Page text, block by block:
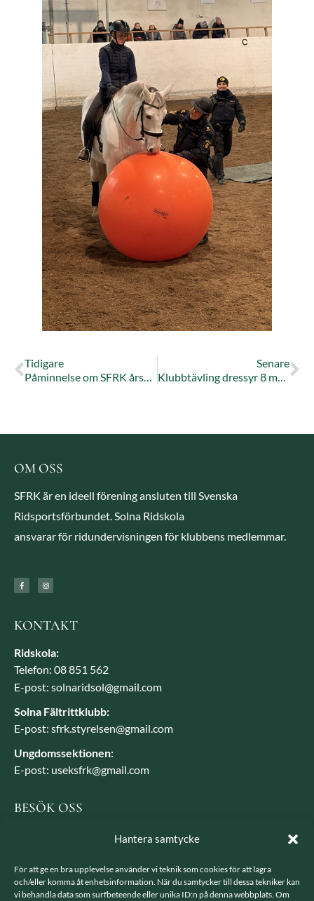
Hantera samtycke
För att ge en bra upplevelse använder vi teknik som cookies för att lagra
och/eller komma åt enhetsinformation. När du samtycker till dessa tekniker kan
vi behandla data som surfbeteende eller unika ID:n på denna webbplats. Om
Tidigare
Påminnelse om SFRK årsmöte 15 februari
Senare
Klubbtävling dressyr 8 mars för seniorer
OM OSS
SFRK är en ideell förening ansluten till Svenska
Ridsportsförbundet. Solna Ridskola
ansvarar för ridundervisningen för klubbens medlemmar.
KONTAKT
Ridskola:
Telefon: 08 851 562
E-post: solnaridsol@gmail.com
Solna Fältrittklubb:
E-post: sfrk.styrelsen@gmail.com
Ungdomssektionen:
E-post: useksfrk@gmail.com
BESÖK OSS
Besöksadress: Järvavägen 7, 170 79 Solna